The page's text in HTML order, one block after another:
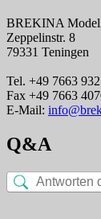
BREKINA
Zeppelinstr. 8
79331 Teningen
Tel. +49 7663
Fax +49 7663
E-Mail:
Q&A